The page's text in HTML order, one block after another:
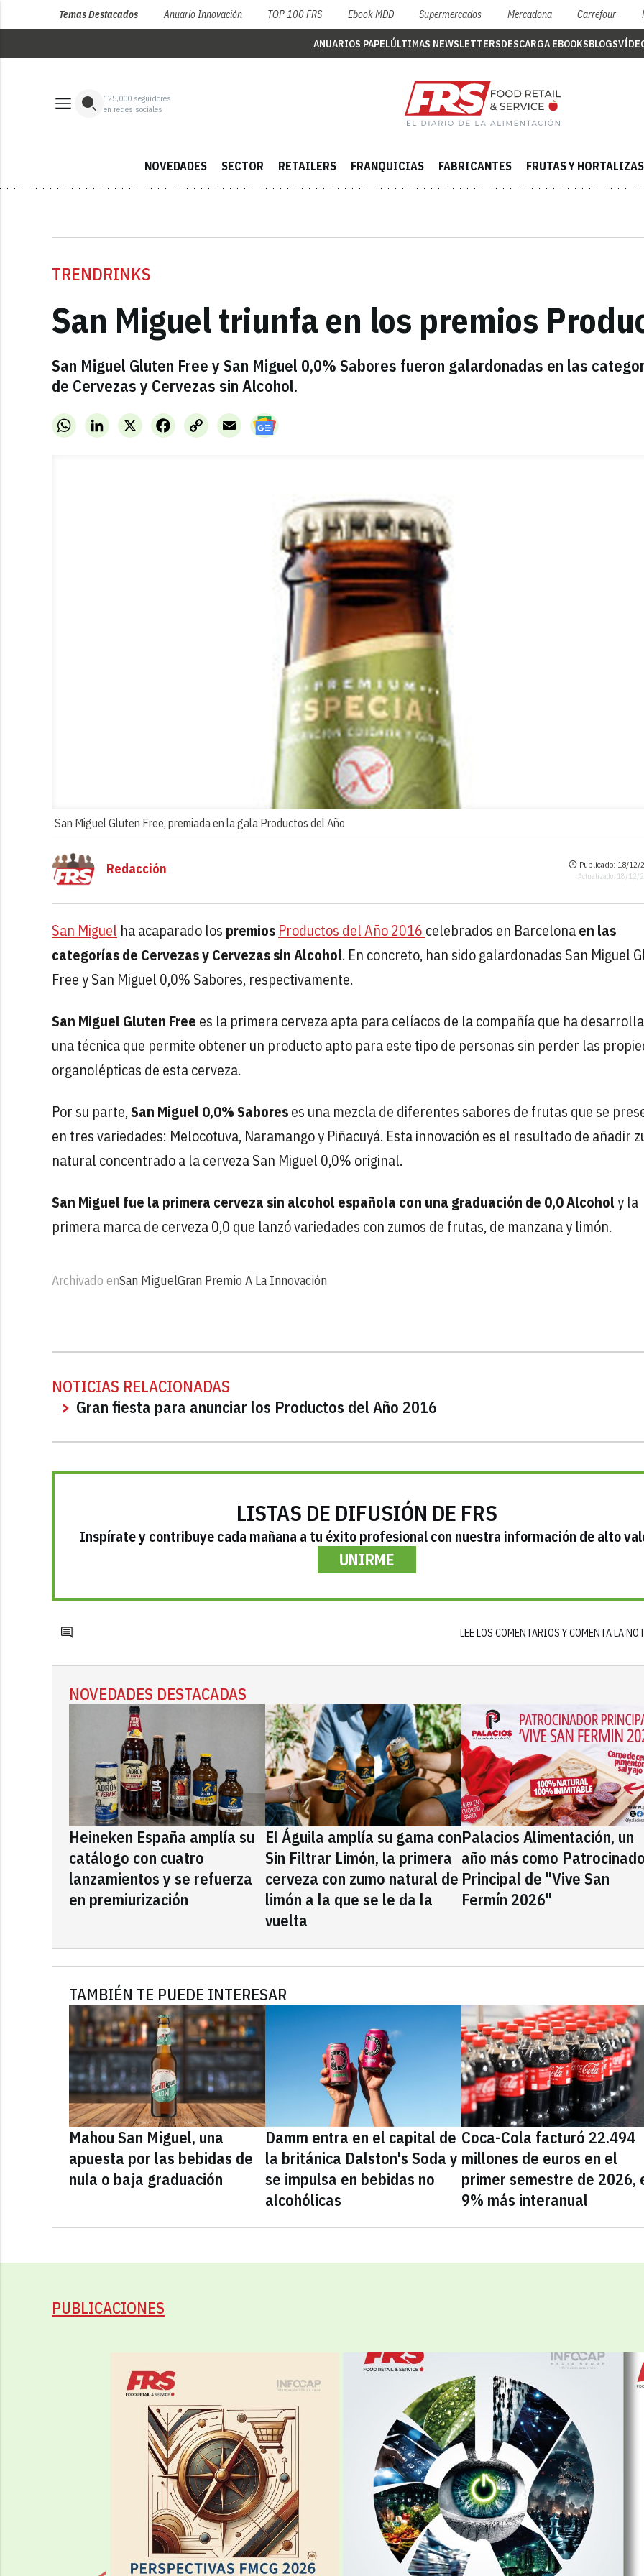
Temas Destacados Anuario Innovación TOP 100 FRS Ebook MDD Supermercados Mercadona Carrefour
ANUARIOS PAPELÚLTIMAS NEWSLETTERSDESCARGA EBOOKSBLOGS
125,000 seguidores
en redes sociales
NOVEDADES SECTOR RETAILERS FRANQUICIAS FABRICANTES FRUTAS Y HORTALIZAS
TRENDRINKS
San Miguel triunfa en los premios
San Miguel Gluten Free y San Miguel 0,0% Sabores fueron galardonadas en las
de Cervezas y Cervezas sin Alcohol.
WhatsAppLinkedInX FacebookCopy
Link
Email
San Miguel Gluten Free, premiada en la gala Productos del Año
Redacción Publicado: 18/12/
Actualizado: 18/12/
San Miguel ha acaparado los premios Productos del Año 2016 celebrados en Barcelonaen las
categorías de Cervezas y Cervezas sin Alcohol. En concreto, han sido galardonadas San Miguel
Free y San Miguel 0,0% Sabores, respectivamente.
San Miguel Gluten Free es la primera cerveza apta para celíacos de la compañía que ha
una técnica que permite obtener un producto apto para este tipo de personas sin perder las
organolépticas de esta cerveza.
Por su parte,San Miguel 0,0% Saboreses una mezcla de diferentes sabores de frutas que se
en tres variedades: Melocotuva, Naramango y Piñacuyá. Esta innovación es el resultado de añadir
natural concentrado a la cerveza San Miguel 0,0% original.
San Miguel fue la primera cerveza sin alcohol española con una graduación de 0,0 Alcoholy la
primera marca de cerveza 0,0 que lanzó variedades con zumos de frutas, de manzana y limón.
Archivado enSan MiguelGran Premio A La Innovación
NOTICIAS RELACIONADAS
Gran fiesta para anunciar los Productos del Año 2016
LISTAS DE DIFUSIÓN DE FRS
Inspírate y contribuye cada mañana a tu éxito profesional con nuestra información de alto
UNIRME
LEE LOS COMENTARIOS Y COMENTA LA
NOVEDADES DESTACADAS
Heineken España amplía su
catálogo con cuatro
lanzamientos y se refuerza
en premiurización
El Águila amplía su gama con
Sin Filtrar Limón, la primera
cerveza con zumo natural de
limón a la que se le da la
vuelta
Palacios Alimentación, un
año más como
Principal de "Vive San
Fermín 2026"
TAMBIÉN TE PUEDE INTERESAR
Mahou San Miguel, una
apuesta por las bebidas de
nula o baja graduación
Damm entra en el capital de
la británica Dalston's Soda y
se impulsa en bebidas no
alcohólicas
Coca-Cola facturó 22.494
millones de euros en el
primer semestre de 2026,
9% más interanual
PUBLICACIONES